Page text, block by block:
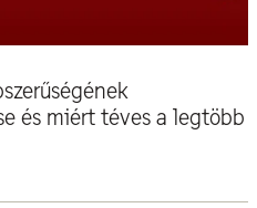
és miért téves a legtöbb